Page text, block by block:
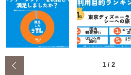
1 / 2